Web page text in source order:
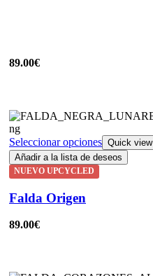
89.00€
Seleccionar opciones Quick view
Añadir a la lista de deseos
NUEVO UPCYCLED
Falda Origen
89.00€